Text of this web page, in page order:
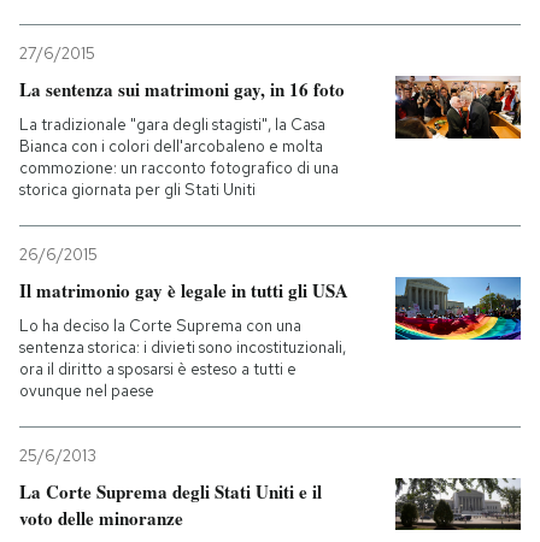
PODCAST
NEWSLETTER
SHOP
AREA PERSONALE
27/6/2015
La sentenza sui matrimoni gay, in 16 foto
La tradizionale "gara degli stagisti", la Casa
Bianca con i colori dell'arcobaleno e molta
commozione: un racconto fotografico di una
storica giornata per gli Stati Uniti
26/6/2015
Il matrimonio gay è legale in tutti gli USA
Lo ha deciso la Corte Suprema con una
sentenza storica: i divieti sono incostituzionali,
ora il diritto a sposarsi è esteso a tutti e
ovunque nel paese
25/6/2013
La Corte Suprema degli Stati Uniti e il
voto delle minoranze